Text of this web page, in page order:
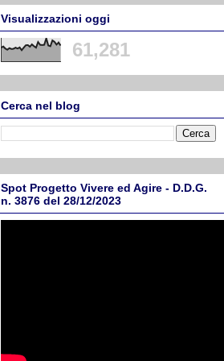
Visualizzazioni oggi
61,281
Cerca nel blog
Spot Progetto Vivere ed Agire - D.D.G.
n. 3876 del 28/12/2023